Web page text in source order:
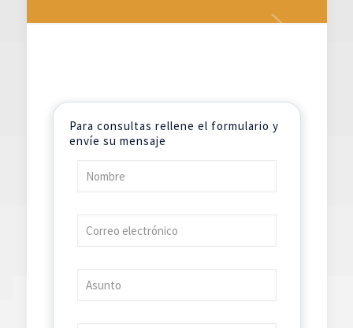
Para consultas rellene el formulario y
envíe su mensaje